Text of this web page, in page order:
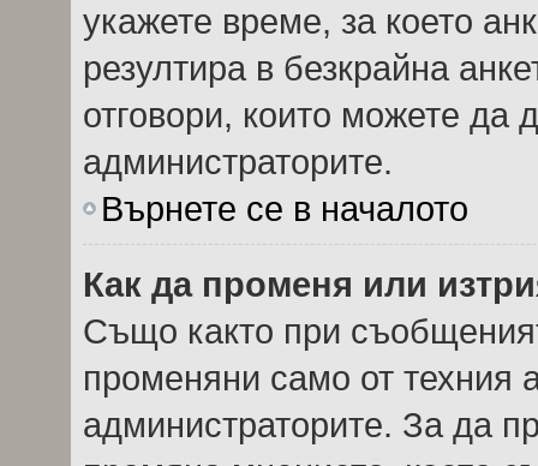
укажете време, за което
резултира в безкрайна
отговори, които можете да
администраторите.
Върнете се в началото
Как да променя или
Също както при
променяни само от техния
администраторите. За да